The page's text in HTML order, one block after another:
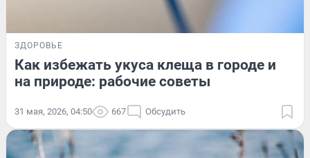
ЗДОРОВЬЕ
Как избежать укуса клеща в городе и
на природе: рабочие советы
31 мая, 2026, 04:50 667 Обсудить